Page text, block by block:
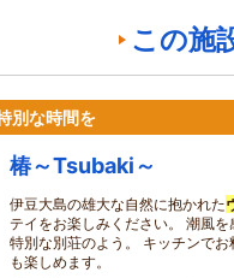
この施
別な時間を
椿～Tsubaki～
伊豆大島の雄大な自然に抱かれた
テイをお楽しみください。 潮風
特別な別荘のよう。 キッチンで
も楽しめます。